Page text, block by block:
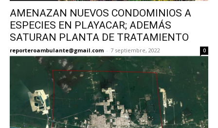
AMENAZAN NUEVOS CONDOMINIOS A
ESPECIES EN PLAYACAR; ADEMÁS
SATURAN PLANTA DE TRATAMIENTO
reporteroambulante@gmail.com - 7 septiembre, 2022 0